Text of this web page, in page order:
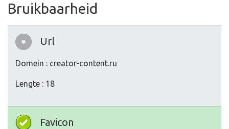
Bruikbaarheid
Url
Domein : creator-content.ru
Lengte : 18
Favicon